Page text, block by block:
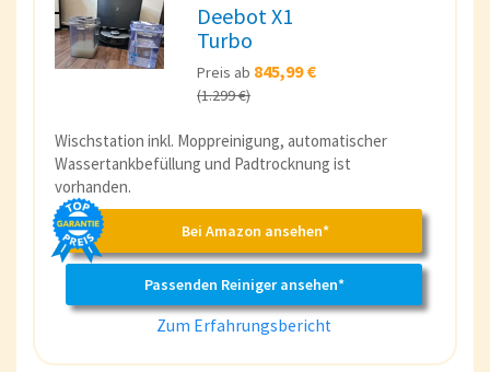
Deebot X1
Turbo
Preis ab 845,99 €
(1.299 €)
Wischstation inkl. Moppreinigung, automatischer
Wassertankbefüllung und Padtrocknung ist
vorhanden.
Bei Amazon ansehen*
Passenden Reiniger ansehen*
Zum Erfahrungsbericht